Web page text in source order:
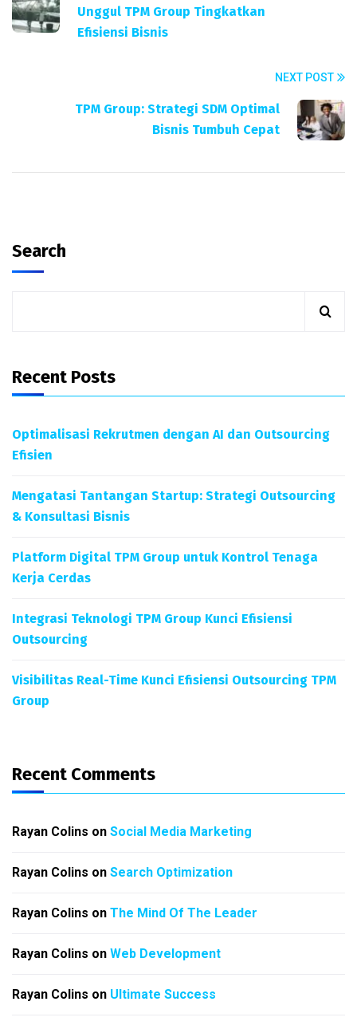
Unggul TPM Group Tingkatkan
Efisiensi Bisnis
NEXT POST
TPM Group: Strategi SDM Optimal
Bisnis Tumbuh Cepat
Search
Recent Posts
Optimalisasi Rekrutmen dengan AI dan Outsourcing
Efisien
Mengatasi Tantangan Startup: Strategi Outsourcing
& Konsultasi Bisnis
Platform Digital TPM Group untuk Kontrol Tenaga
Kerja Cerdas
Integrasi Teknologi TPM Group Kunci Efisiensi
Outsourcing
Visibilitas Real-Time Kunci Efisiensi Outsourcing TPM
Group
Recent Comments
Rayan Colins on Social Media Marketing
Rayan Colins on Search Optimization
Rayan Colins on The Mind Of The Leader
Rayan Colins on Web Development
Rayan Colins on Ultimate Success